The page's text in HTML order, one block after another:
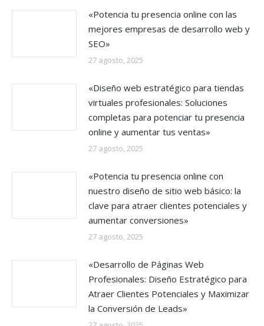
«Potencia tu presencia online con las
mejores empresas de desarrollo web y
SEO»
27 agosto, 2025
«Diseño web estratégico para tiendas
virtuales profesionales: Soluciones
completas para potenciar tu presencia
online y aumentar tus ventas»
27 agosto, 2025
«Potencia tu presencia online con
nuestro diseño de sitio web básico: la
clave para atraer clientes potenciales y
aumentar conversiones»
27 agosto, 2025
«Desarrollo de Páginas Web
Profesionales: Diseño Estratégico para
Atraer Clientes Potenciales y Maximizar
la Conversión de Leads»